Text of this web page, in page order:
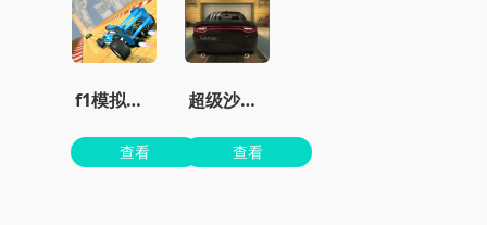
f1模拟器手机版
查看
超级沙辛汽车手游
查看